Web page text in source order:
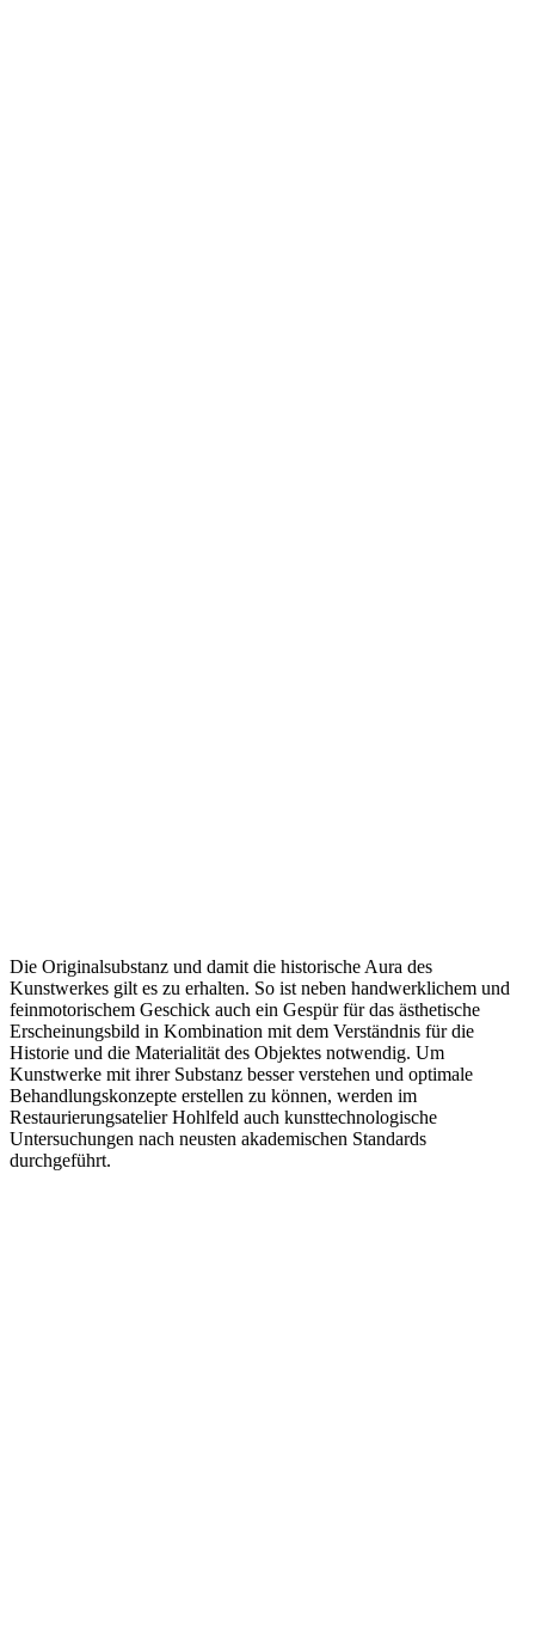
Die Originalsubstanz und damit die historische Aura des
Kunstwerkes gilt es zu erhalten. So ist neben handwerklichem und
feinmotorischem Geschick auch ein Gespür für das ästhetische
Erscheinungsbild in Kombination mit dem Verständnis für die
Historie und die Materialität des Objektes notwendig. Um
Kunstwerke mit ihrer Substanz besser verstehen und optimale
Behandlungskonzepte erstellen zu können, werden im
Restaurierungsatelier Hohlfeld auch kunsttechnologische
Untersuchungen nach neusten akademischen Standards
durchgeführt.